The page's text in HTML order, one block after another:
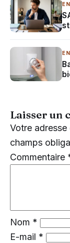
Laisser un
Votre adresse
champs
Commentaire
Nom *
E-mail *